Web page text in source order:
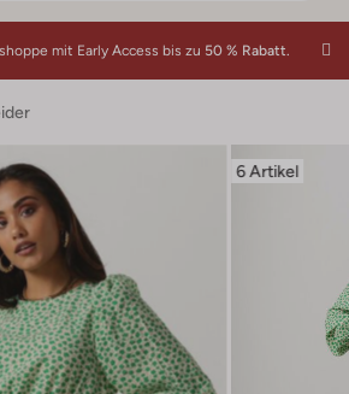
mit Early Access bis zu 50 % Rabatt.
6 Artikel